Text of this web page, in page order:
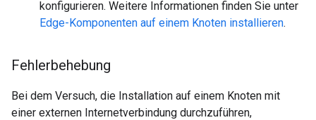
konfigurieren. Weitere Informationen finden Sie unter
Edge-Komponenten auf einem Knoten installieren.
Fehlerbehebung
Bei dem Versuch, die Installation auf einem Knoten mit
einer externen Internetverbindung durchzuführen,